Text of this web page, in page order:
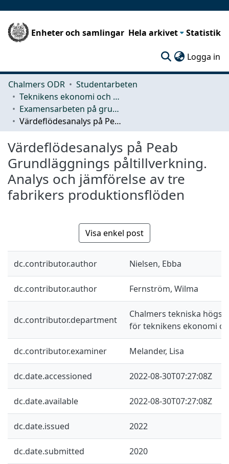
Enheter och samlingar Hela arkivet Statistik
Logga in
Chalmers ODR
Studentarbeten
Teknikens ekonomi och organisation
Examensarbeten på grundnivå
Värdeflödesanalys på Peab Grundläggnings påltillverkning. Analys och jämförelse av tre fabrikers produktionsflöden
Värdeflödesanalys på Peab
Grundläggnings påltillverkning.
Analys och jämförelse av tre
fabrikers produktionsflöden
Visa enkel post
dc.contributor.author Nielsen, Ebba
dc.contributor.author Fernström, Wilma
dc.contributor.department
Chalmers tekniska
för teknikens ekonomi
dc.contributor.examiner Melander, Lisa
dc.date.accessioned 2022-08-30T07:27:08Z
dc.date.available 2022-08-30T07:27:08Z
dc.date.issued 2022
dc.date.submitted 2020